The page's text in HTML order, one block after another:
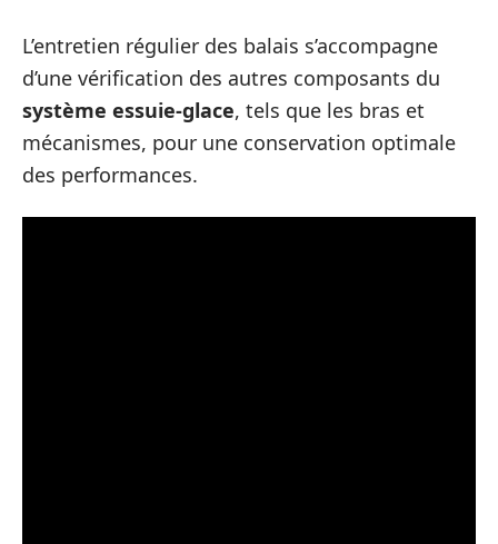
L’entretien régulier des balais s’accompagne
d’une vérification des autres composants du
système essuie-glace, tels que les bras et
mécanismes, pour une conservation optimale
des performances.